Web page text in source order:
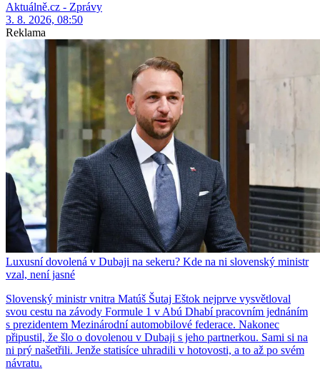
Aktuálně.cz - Zprávy
3. 8. 2026, 08:50
Reklama
Luxusní dovolená v Dubaji na sekeru? Kde na ni slovenský ministr
vzal, není jasné
Slovenský ministr vnitra Matúš Šutaj Eštok nejprve vysvětloval
svou cestu na závody Formule 1 v Abú Dhabí pracovním jednáním
s prezidentem Mezinárodní automobilové federace. Nakonec
připustil, že šlo o dovolenou v Dubaji s jeho partnerkou. Sami si na
ni prý našetřili. Jenže statisíce uhradili v hotovosti, a to až po svém
návratu.